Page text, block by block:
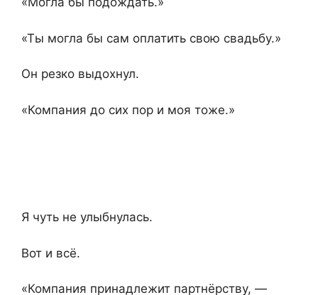
«Ты могла бы сам оплатить свою свадьбу.»
Он резко выдохнул.
«Компания до сих пор и моя тоже.»
Я чуть не улыбнулась.
Вот и всё.
«Компания принадлежит партнёрству, —